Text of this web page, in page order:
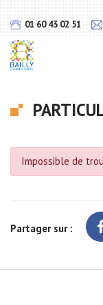
01 60 43 02 51
Impossible de
Partager sur :